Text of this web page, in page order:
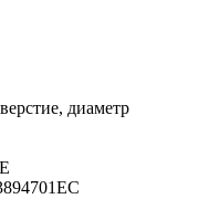
диаметр